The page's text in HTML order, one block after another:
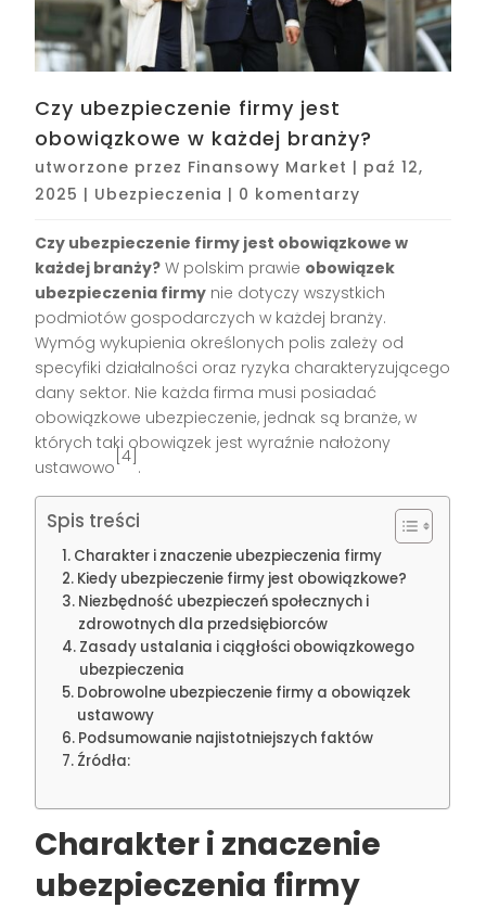
Czy ubezpieczenie firmy jest
obowiązkowe w każdej branży?
utworzone przez Finansowy Market | paź 12,
2025 | Ubezpieczenia | 0 komentarzy
Czy ubezpieczenie firmy jest obowiązkowe w
każdej branży? W polskim prawie obowiązek
ubezpieczenia firmy nie dotyczy wszystkich
podmiotów gospodarczych w każdej branży.
Wymóg wykupienia określonych polis zależy od
specyfiki działalności oraz ryzyka charakteryzującego
dany sektor. Nie każda firma musi posiadać
obowiązkowe ubezpieczenie, jednak są branże, w
których taki obowiązek jest wyraźnie nałożony
ustawowo
[4]
.
Spis treści
Charakter i znaczenie ubezpieczenia firmy
Kiedy ubezpieczenie firmy jest obowiązkowe?
Niezbędność ubezpieczeń społecznych i
zdrowotnych dla przedsiębiorców
Zasady ustalania i ciągłości obowiązkowego
ubezpieczenia
Dobrowolne ubezpieczenie firmy a obowiązek
ustawowy
Podsumowanie najistotniejszych faktów
Źródła:
Charakter i znaczenie
ubezpieczenia firmy